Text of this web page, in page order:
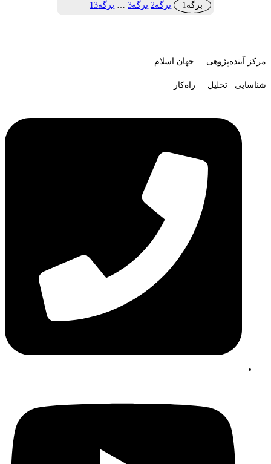
برگه1 برگه2 برگه3
… برگه13
مرکز آینده‌پژوهی جهان اسلام
شناسایی تحلیل راه‌کار